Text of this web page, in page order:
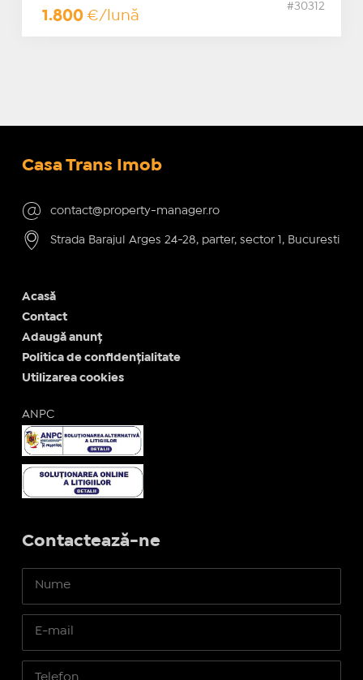
1.800 €/lună
#30312
Casa Trans Imob
contact@property-manager.ro
Strada Barajul Arges 24-28, parter, sector 1, Bucuresti
Acasă
Contact
Adaugă anunț
Politica de confidențialitate
Utilizarea cookies
ANPC
Contactează-ne